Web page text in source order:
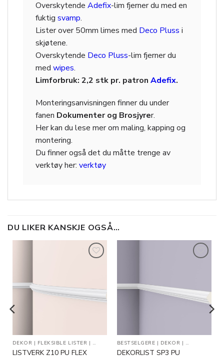
Overskytende Adefix-lim fjerner du med en
fuktig svamp.
Lister over 50mm limes med Deco Pluss i
skjøtene.
Overskytende Deco Pluss-lim fjerner du
med wipes.
Limforbruk: 2,2 stk pr. patron Adefix.
Monteringsanvisningen finner du under
fanen Dokumenter og Brosjyrer.
Her kan du lese mer om maling, kapping og
montering.
Du finner også det du måtte trenge av
verktøy her: verktøy
DU LIKER KANSKJE OGSÅ…
ønskeliste
DEKOR | FLEKSIBLE LISTER | VEGG- OG DEKORLISTER
LISTVERK Z10 PU FLEX
ønskeliste
BESTSELGERE | DEKOR | VEGG- OG
DEKORLIST SP3 PU